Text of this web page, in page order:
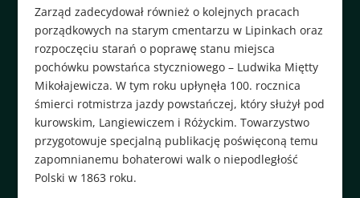
Zarząd zadecydował również o kolejnych pracach
porządkowych na starym cmentarzu w Lipinkach oraz
rozpoczęciu starań o poprawę stanu miejsca
pochówku powstańca styczniowego – Ludwika Miętty
Mikołajewicza. W tym roku upłynęła 100. rocznica
śmierci rotmistrza jazdy powstańczej, który służył pod
kurowskim, Langiewiczem i Różyckim. Towarzystwo
przygotowuje specjalną publikację poświęconą temu
zapomnianemu bohaterowi walk o niepodległość
Polski w 1863 roku.